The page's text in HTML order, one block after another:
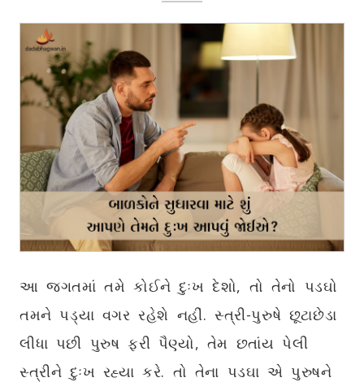
આ જગતમાં તમે કોઈને દુઃખ દેશો, તો તેનો પડઘો
તમને પડ્યા વગર રહેશે નહીં. સ્ત્રી-પુરુષે છૂટાછેડા
લીધા પછી પુરુષ ફરી પૈણ્યો, તેમ છતાંય પેલી
સ્ત્રીને દુઃખ રહ્યા કરે. તો તેના પડઘા એ પુરુષને